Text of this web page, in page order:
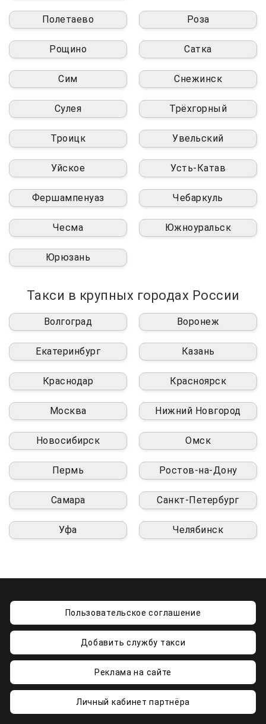
Полетаево Роза
Рощино Сатка
Сим Снежинск
Сулея Трёхгорный
Троицк Увельский
Уйское Усть-Катав
Фершампенуаз Чебаркуль
Чесма Южноуральск
Юрюзань
Такси в крупных городах России
Волгоград Воронеж
Екатеринбург Казань
Краснодар Красноярск
Москва Нижний Новгород
Новосибирск Омск
Пермь Ростов-на-Дону
Самара Санкт-Петербург
Уфа Челябинск
Пользовательское соглашение
Добавить службу такси
Реклама на сайте
Личный кабинет партнёра